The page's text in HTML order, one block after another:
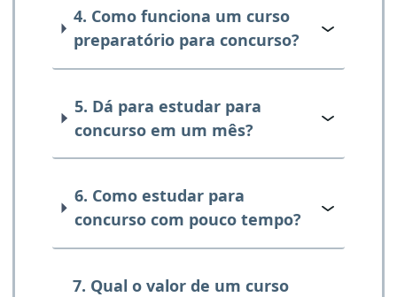
4. Como funciona um curso
preparatório para concurso?
5. Dá para estudar para
concurso em um mês?
6. Como estudar para
concurso com pouco tempo?
7. Qual o valor de um curso